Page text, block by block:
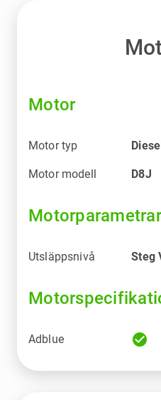
Motor
Motor typ
Motor modell D8J
Motorparametrar
Utsläppsnivå Steg
Adblue check_circle